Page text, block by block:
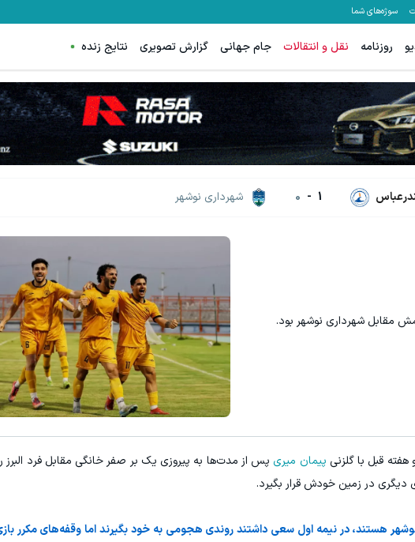
سوژه‌های شما
روزنامه نقل و انتقالات جام جهانی گزارش تصویری نتایج زنده
1
-
0 شهرداری نوشهر
مقابل شهرداری نوشهر بود.
هفته قبل با گلزنی پیمان میریپس از مدت‌ها به پیروزی یک بر صفر خانگی مقابل فرد البرز
دیگری در زمین خودش قرار بگیرد.
هستند، در نیمه اول سعی داشتند روندی هجومی به خود بگیرند اما وقفه‌های مکرر
ترید EURUSD با اسپرد از صفر پیپ
میتونی از بالا رفتن ارزش سهام گوگل سود کسب کنی؟
۳ دلار پاداش در هر لات معاملاتی در بروکر اینوسلو
ثبت نام کنید